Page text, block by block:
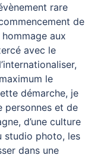
rare
de
aux
avec le
le
démarche, je
personnes et de
d’une culture
studio photo, les
dans une